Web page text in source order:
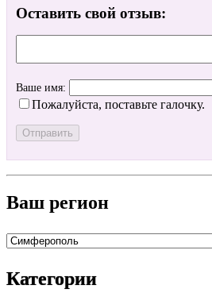
Оставить свой отзыв:
Ваше имя:
Пожалуйста, поставьте галочку.
Ваш регион
Категории